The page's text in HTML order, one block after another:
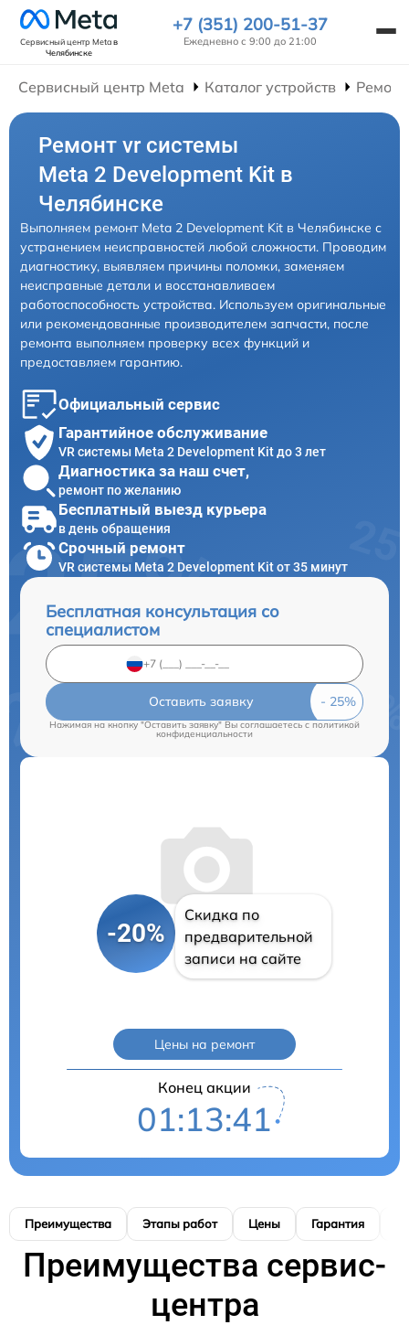
Сервисный центр Metaв
Челябинске
+7 (351) 200-51-37
Ежедневно с 9:00 до 21:00
Сервисный центр Meta Каталог устройств
Ремонт vr системы
Meta 2 Development Kit в
Челябинске
Выполняем ремонт Meta 2 Development Kit в Челябинске с
устранением неисправностей любой сложности. Проводим
диагностику, выявляем причины поломки, заменяем
неисправные детали и восстанавливаем
работоспособность устройства. Используем оригинальные
или рекомендованные производителем запчасти, после
ремонта выполняем проверку всех функций и
предоставляем гарантию.
Официальный сервис
Гарантийное обслуживание
VR системы Meta 2 Development Kit до 3 лет
Диагностика за наш счет,
ремонт по желанию
Бесплатный выезд курьера
в день обращения
Срочный ремонт
VR системы Meta 2 Development Kit от 35 минут
Бесплатная консультация со
специалистом
Оставить заявку
Нажимая на кнопку "Оставить заявку" Вы соглашаетесь cполитикой
конфиденциальности
-20%
Скидка по
предварительной
записи на сайте
Цены на ремонт
Конец акции
01:13:41
Преимущества Этапы работ Цены Гарантия
Преимущества сервис-
центра